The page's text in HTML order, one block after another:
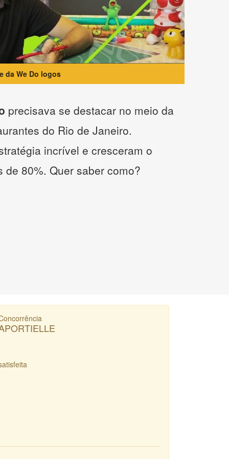
da We Do logos
precisava se destacar no meio da
do Rio de Janeiro.
incrível e cresceram o
de 80%. Quer saber como?